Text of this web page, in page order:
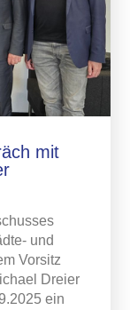
mit
und
Vorsitz
Dreier
ein